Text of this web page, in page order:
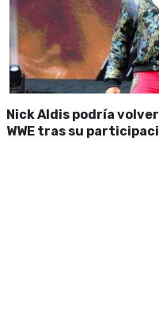
Nick Aldis podría
WWE tras su